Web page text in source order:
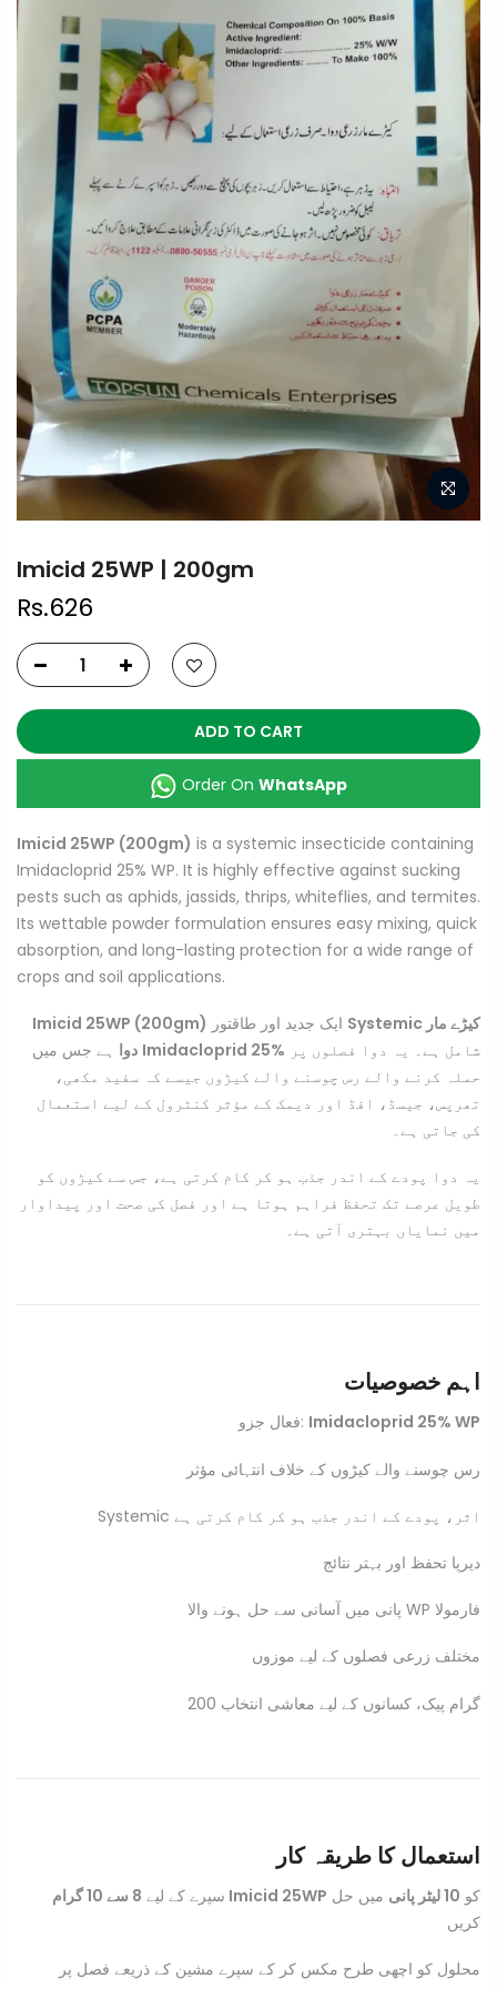
Imicid 25WP | 200gm
Rs.626
ADD TO CART
Order On WhatsApp
Imicid 25WP (200gm) is a systemic insecticide containing
Imidacloprid 25% WP. It is highly effective against sucking
pests such as aphids, jassids, thrips, whiteflies, and termites.
Its wettable powder formulation ensures easy mixing, quick
absorption, and long-lasting protection for a wide range of
crops and soil applications.
Imicid 25WP (200gm)
Systemic کیڑے مار
دوا Imidacloprid 25%
حملہ کرنے والے رس چوسنے والے کیڑوں جیسے کہ سفید مکھی،
تھرپس، جیسڈ، افڈ اور دیمک کے مؤثر کنٹرول کے لیے استعمال
کی جاتی ہے۔
یہ دوا پودے کے اندر جذب ہو کر کام کرتی ہے، جس سے کیڑوں کو
طویل عرصے تک تحفظ فراہم ہوتا ہے اور فصل کی صحت اور پیداوار
میں نمایاں بہتری آتی ہے۔
اہم خصوصیات
فعال جزو: Imidacloprid 25% WP
رس چوسنے والے کیڑوں کے خلاف انتہائی مؤثر
Systemic اثر، پودے کے اندر جذب ہو کر کام کرتی ہے
دیرپا تحفظ اور بہتر نتائج
پانی میں آسانی سے حل ہونے والا WP فارمولا
مختلف زرعی فصلوں کے لیے موزوں
200 گرام پیک، کسانوں کے لیے معاشی انتخاب
استعمال کا طریقہ کار
سپرے کے لیے 8 سے 10 گرام Imicid 25WP کو 10 لیٹر پانی
میں حل
کریں
محلول کو اچھی طرح مکس کر کے سپرے مشین کے ذریعے فصل پر